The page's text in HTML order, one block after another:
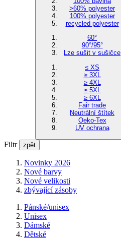
>60% polyester
100% polyester
recycled polyester
60°
90°/95°
Lze sušit v sušičce
≤ XS
≥ 3XL
≥ 4XL
≥ 5XL
≥ 6XL
Fair trade
Neutrální štítek
Oeko-Tex
UV ochrana
Filtr zpět
Novinky 2026
Nové barvy
Nové velikosti
zbývající zásoby
Pánské/unisex
Unisex
Dámské
Dětské